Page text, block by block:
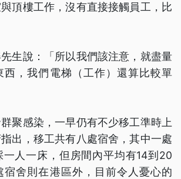
頂樓工作，沒有直接接觸員工，比
生說：「所以我們該注意，就盡量
西，我們電梯（工作）還算比較單
聚感染，一早仍有不少移工準時上
出，移工共有八處宿舍，其中一處
人一床，但房間內平均有14到20
宿舍則在港區外，目前令人憂心的